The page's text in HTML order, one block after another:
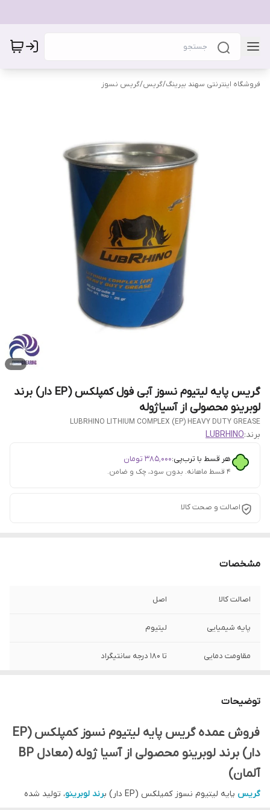
فروشگاه اینترنتی سهند بیرینگ/گریس/گریس نسوز
گریس پایه لیتیوم نسوز آبی فول کمپلکس (EP دار) برند
لوبرینو محصولی از آسیاژوله
LUBRHINO LITHIUM COMPLEX (EP) HEAVY DUTY GREASE
برند:LUBRHINO
هر قسط با ترب‌پی:۳۸۵٬۰۰۰ تومان
۴ قسط ماهانه. بدون سود، چک و ضامن.
اصالت و صحت کالا
مشخصات
اصالت کالا اصل
پایه شیمیایی لیتیوم
مقاومت دمایی تا 180 درجه سانتیگراد
درجه غلظت (NLGI) GRADE 3
توضیحات
فروش عمده گریس پایه لیتیوم نسوز کمپلکس (EP
دار) برند لوبرینو محصولی از آسیا ژوله (معادل BP
آلمان)
گریس پایه لیتیوم نسوز کمپلکس (EP دار) ب رند لوبرینو، تولید شده